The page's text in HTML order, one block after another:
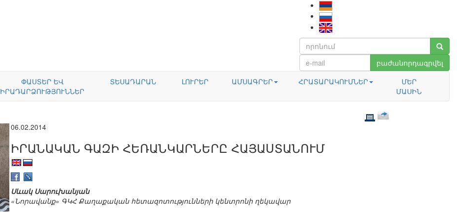
բաժանորդագրվել
ՓԱՍՏԵՐ ԵՎ
ԻՐԱԴԱՐՁՈՒԹՅՈՒՆՆԵՐ
ՏԵՍԱԴԱՐԱՆ ԼՈՒՐԵՐ ԱՄՍԱԳՐԵՐ ՀՐԱՏԱՐԱԿՈՒՄՆԵՐ
ՄԵՐ
ՄԱՍԻՆ
06.02.2014
ԻՐԱՆԱԿԱՆ ԳԱԶԻ ՀԵՌԱՆԿԱՐՆԵՐԸ ՀԱՅԱՍՏԱՆՈՒՄ
Սևակ Սարուխանյան
«Նորավանք» ԳԿՀ Քաղաքական հետազոտությունների կենտրոնի ղեկավար